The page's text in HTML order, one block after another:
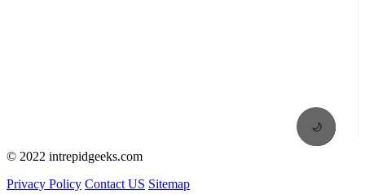
🌙
© 2022 intrepidgeeks.com
Privacy Policy Contact US Sitemap